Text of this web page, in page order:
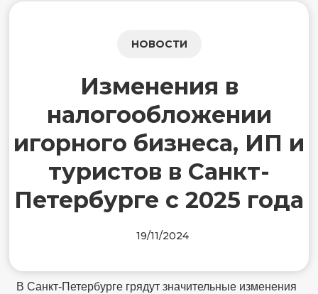
НОВОСТИ
Изменения в
налогообложении
игорного бизнеса, ИП и
туристов в Санкт-
Петербурге с 2025 года
19/11/2024
В Санкт-Петербурге грядут значительные изменения